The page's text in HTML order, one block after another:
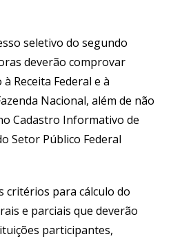
seletivo do segundo
deverão comprovar
Receita Federal e à
Nacional, além de não
Cadastro Informativo de
Setor Público Federal
critérios para cálculo do
e parciais que deverão
participantes,